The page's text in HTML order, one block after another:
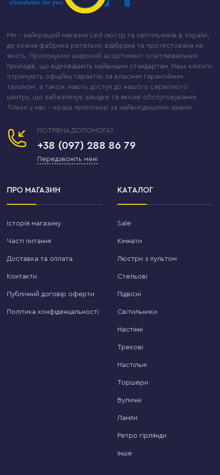
Ми – найкращий магазин Led люстр та світильників в Україні,
де кожна фабрика ретельно відібрана та протестована на
якість. Пропонуємо широкий асортимент освітлювальних
приладів, що відповідають найвищим стандартам. Наші клієнти
отримують офіційну гарантію за власним гарантійним
талоном, а також мають доступ до нашого сервісного
центру, що забезпечує швидке та якісне обслуговування.
Тільки у нас – кращі пропозиції за найвигіднішими цінами.
ПОТРІБНА ДОПОМОГА?
+38 (097) 288 86 79
Передзвоніть мені
ПРО МАГАЗИН
Історія магазину
Часті питання
Доставка та оплата
Контакти
Публічний договір оферти
Політика конфіденцальності
КАТАЛОГ
Sale
Кімнати
Люстри з пультом
Стельові
Підвісні
Світильники
Настінні
Трекові
Настільні
Торшери
Вуличні
Лампи
Ретро гірлянди
Інше